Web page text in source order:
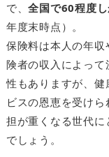
で、全国で60程度
年度末時点）。
保険料は本人の年
険者の収入によっ
性もありますが、
ビスの恩恵を受け
担が重くなる世代
でしょう。